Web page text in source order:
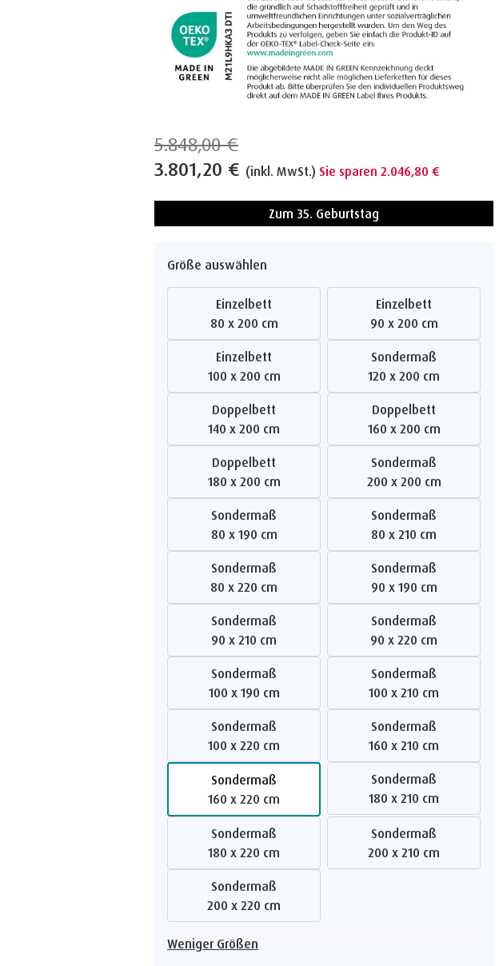
5.848,00 €
3.801,20 € (inkl. MwSt.) Sie sparen 2.046,80 €
Zum 35. Geburtstag
Größe auswählen
Einzelbett
80 x 200 cm
Einzelbett
90 x 200 cm
Einzelbett
100 x 200 cm
Sondermaß
120 x 200 cm
Doppelbett
140 x 200 cm
Doppelbett
160 x 200 cm
Doppelbett
180 x 200 cm
Sondermaß
200 x 200 cm
Sondermaß
80 x 190 cm
Sondermaß
80 x 210 cm
Sondermaß
80 x 220 cm
Sondermaß
90 x 190 cm
Sondermaß
90 x 210 cm
Sondermaß
90 x 220 cm
Sondermaß
100 x 190 cm
Sondermaß
100 x 210 cm
Sondermaß
100 x 220 cm
Sondermaß
160 x 210 cm
Sondermaß
160 x 220 cm
Sondermaß
180 x 210 cm
Sondermaß
180 x 220 cm
Sondermaß
200 x 210 cm
Sondermaß
200 x 220 cm
Weniger Größen